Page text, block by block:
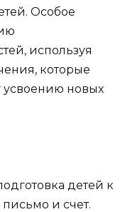
Особое
используя
которые
усвоению новых
детей к
и счет.